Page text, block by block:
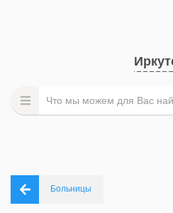
Больницы